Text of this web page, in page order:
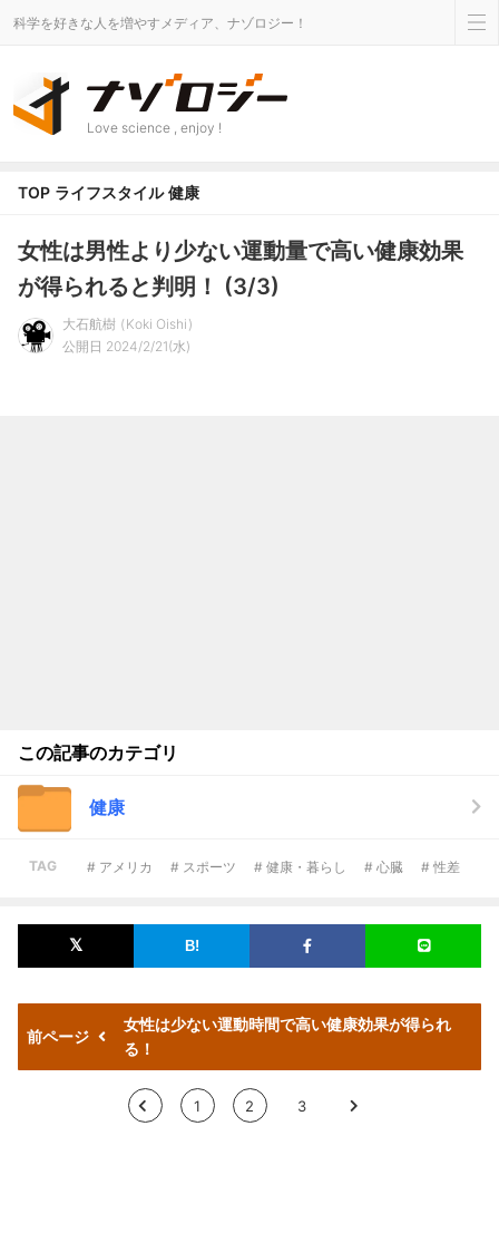
科学を好きな人を増やすメディア、ナゾロジー！
Love science , enjoy !
TOP ライフスタイル 健康
女性は男性より少ない運動量で高い健康効果
が得られると判明！ (3/3)
大石航樹
Koki Oishi
公開日 2024/2/21(水)
この記事のカテゴリ
健康
TAG # アメリカ # スポーツ # 健康・暮らし # 心臓 # 性差
前ページ
女性は少ない運動時間で高い健康効果が得られ
る！
< 1 2 3 >